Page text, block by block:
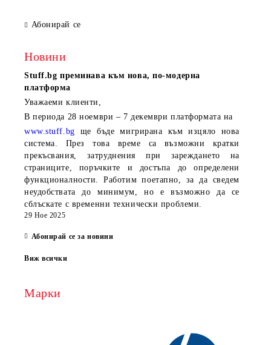
Абонирай се
Новини
Stuff.bg преминава към нова, по-модерна
платформа
Уважаеми клиенти,
В периода 28 ноември – 7 декември платформата на
www.stuff.bg ще бъде мигрирана към изцяло нова
система. През това време са възможни кратки
прекъсвания, затруднения при зареждането на
страниците, поръчките и достъпа до определени
функционалности. Работим поетапно, за да сведем
неудобствата до минимум, но е възможно да се
сблъскате с временни технически проблеми.
29 Ное 2025
Абонирай се за новини
Виж всички
Марки